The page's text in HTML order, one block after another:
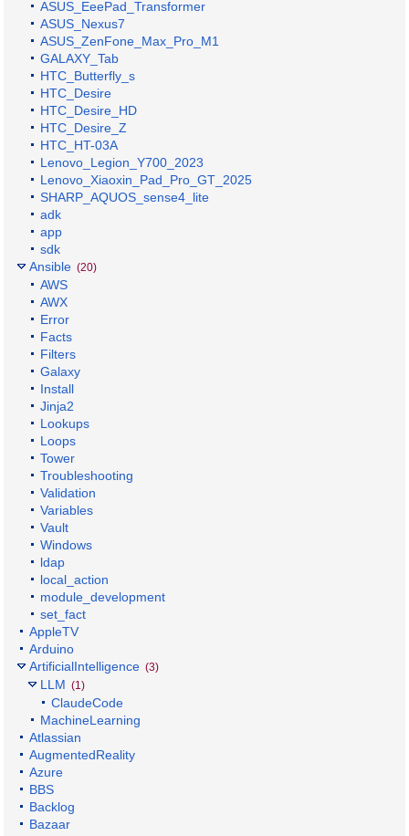
ASUS_EeePad_Transformer
ASUS_Nexus7
ASUS_ZenFone_Max_Pro_M1
GALAXY_Tab
HTC_Butterfly_s
HTC_Desire
HTC_Desire_HD
HTC_Desire_Z
HTC_HT-03A
Lenovo_Legion_Y700_2023
Lenovo_Xiaoxin_Pad_Pro_GT_2025
SHARP_AQUOS_sense4_lite
adk
app
sdk
Ansible (20)
AWS
AWX
Error
Facts
Filters
Galaxy
Install
Jinja2
Lookups
Loops
Tower
Troubleshooting
Validation
Variables
Vault
Windows
ldap
local_action
module_development
set_fact
AppleTV
Arduino
ArtificialIntelligence (3)
LLM (1)
ClaudeCode
MachineLearning
Atlassian
AugmentedReality
Azure
BBS
Backlog
Bazaar